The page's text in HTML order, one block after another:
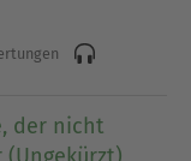
der nicht